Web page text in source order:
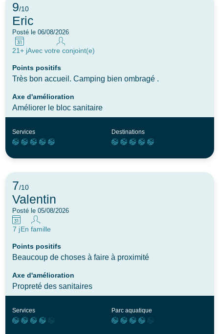
9/10
Eric
Posté le 06/08/2026
21+ jAvec votre conjoint(e)
Points positifs
Très bon accueil. Camping bien ombragé .
Axe d'amélioration
Améliorer le bloc sanitaire
Services Destinations
7/10
Valentin
Posté le 05/08/2026
7 jEn famille
Points positifs
Beaucoup de choses à faire à proximité
Axe d'amélioration
Propreté des sanitaires
Services Parc aquatique